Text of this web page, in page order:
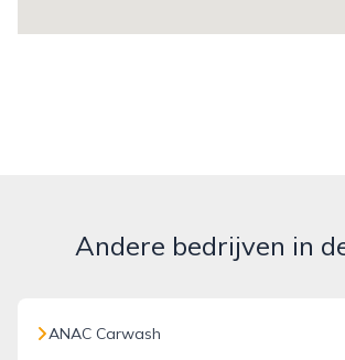
Andere bedrijven in
ANAC Carwash